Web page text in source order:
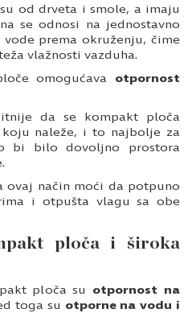
od drveta i smole, a imaju
se odnosi na jednostavno
prema okruženju, čime
vlažnosti vazduha.
omogućava otpornost
da se kompakt ploča
naleže, i to najbolje za
bi bilo dovoljno prostora
ovaj način moći da potpuno
i otpušta vlagu sa obe
ploča i široka
ploča su otpornost na
toga su otporne na vodu i